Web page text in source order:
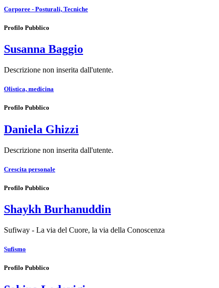
Corporee - Posturali, Tecniche
Profilo Pubblico
Susanna Baggio
Descrizione non inserita dall'utente.
Olistica, medicina
Profilo Pubblico
Daniela Ghizzi
Descrizione non inserita dall'utente.
Crescita personale
Profilo Pubblico
Shaykh Burhanuddin
Sufiway - La via del Cuore, la via della Conoscenza
Sufismo
Profilo Pubblico